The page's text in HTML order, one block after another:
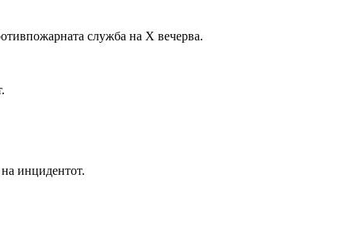
служба на X вечерва.
инцидентот.